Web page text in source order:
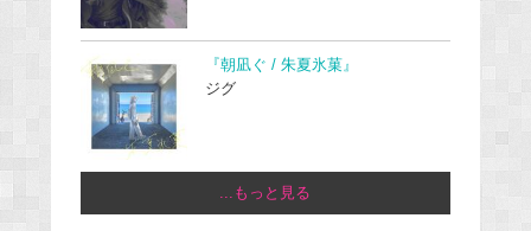
『朝凪ぐ / 朱夏氷菓』
ジグ
...もっと見る